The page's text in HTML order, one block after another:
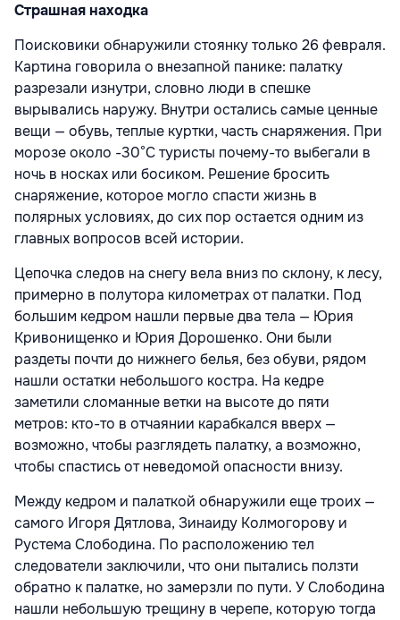
Страшная находка
Поисковики обнаружили стоянку только 26 февраля.
Картина говорила о внезапной панике: палатку
разрезали изнутри, словно люди в спешке
вырывались наружу. Внутри остались самые ценные
вещи — обувь, теплые куртки, часть снаряжения. При
морозе около -30°C туристы почему-то выбегали в
ночь в носках или босиком. Решение бросить
снаряжение, которое могло спасти жизнь в
полярных условиях, до сих пор остается одним из
главных вопросов всей истории.
Цепочка следов на снегу вела вниз по склону, к лесу,
примерно в полутора километрах от палатки. Под
большим кедром нашли первые два тела — Юрия
Кривонищенко и Юрия Дорошенко. Они были
раздеты почти до нижнего белья, без обуви, рядом
нашли остатки небольшого костра. На кедре
заметили сломанные ветки на высоте до пяти
метров: кто-то в отчаянии карабкался вверх —
возможно, чтобы разглядеть палатку, а возможно,
чтобы спастись от неведомой опасности внизу.
Между кедром и палаткой обнаружили еще троих —
самого Игоря Дятлова, Зинаиду Колмогорову и
Рустема Слободина. По расположению тел
следователи заключили, что они пытались ползти
обратно к палатке, но замерзли по пути. У Слободина
нашли небольшую трещину в черепе, которую тогда